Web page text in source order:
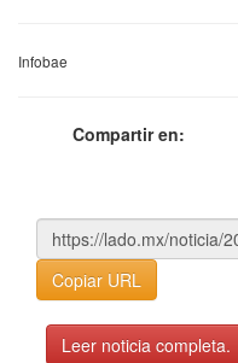
Infobae
Compartir en:
Copiar URL
Leer noticia completa.